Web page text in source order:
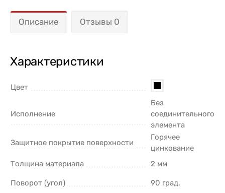
Описание Отзывы 0
Характеристики
Цвет
Исполнение
Без
соединительного
элемента
Защитное покрытие поверхности
Горячее
цинкование
Толщина материала
2 мм
Поворот (угол) 90 град.